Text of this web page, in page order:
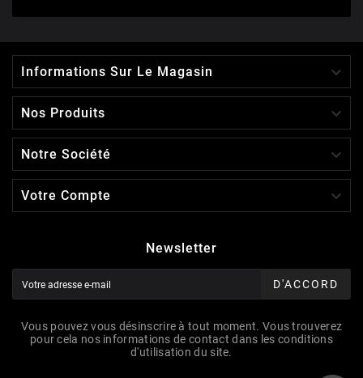
Informations Sur Le Magasin 
Nos Produits 
Notre Société 
Votre Compte 
Newsletter
D'ACCORD
Vous pouvez vous désinscrire à tout moment. Vous trouverez
pour cela nos informations de contact dans les conditions
d'utilisation du site.